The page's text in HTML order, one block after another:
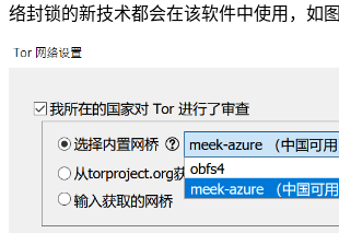
络封锁的新技术都会在该软件中使用，如图